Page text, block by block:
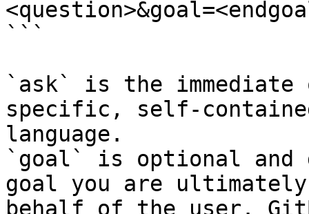
```
`ask` is the
specific, self-
language.
`goal` is optional and
goal you are
behalf of the user.